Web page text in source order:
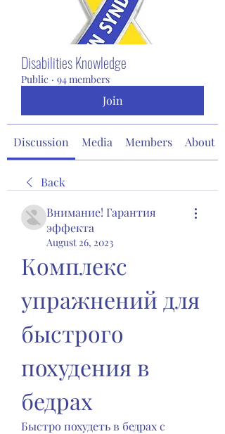
Disabilities Knowledge
Public · 94 members
Join
Discussion Media Members About
Back
Внимание! Гарантия
эффекта
August 26, 2023
Комплекс
упражнений для
быстрого
похудения в
бедрах
Быстро похудеть в бедрах с